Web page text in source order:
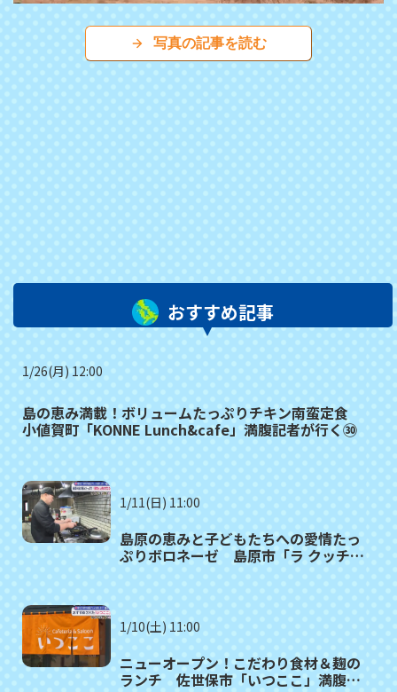
写真の記事を読む
おすすめ記事
1/26(月) 12:00
島の恵み満載！ボリュームたっぷりチキン南蛮定食
小値賀町「KONNE Lunch&cafe」満腹記者が行く㉚
1/11(日) 11:00
島原の恵みと子どもたちへの愛情たっ
ぷりボロネーゼ 島原市「ラ クッチー
1/10(土) 11:00
ニューオープン！こだわり食材＆麹の
ランチ 佐世保市「いつここ」満腹記